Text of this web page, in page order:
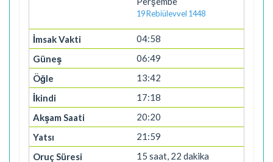
19 Rebiülevvel 1448
04:58
06:49
13:42
17:18
20:20
21:59
15 saat, 22 dakika